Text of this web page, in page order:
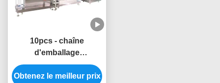
10pcs - chaîne
d'emballage
automatique humide de
la machine à emballer
Obtenez le meilleur prix